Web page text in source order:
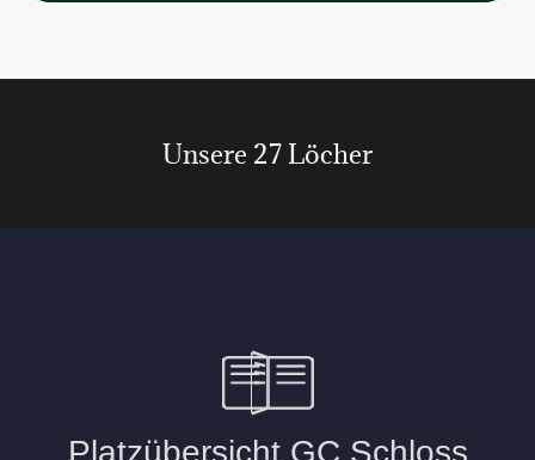
Unsere 27 Löcher